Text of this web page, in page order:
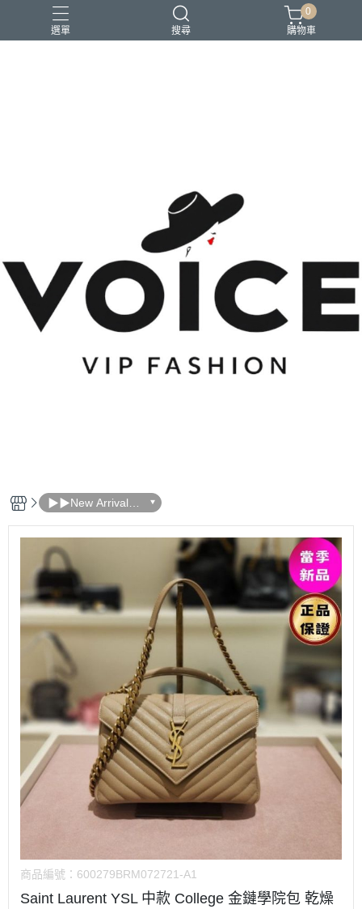
選單 搜尋
0
購物車
▶▶New Arrivals
本週新品
商品編號： 600279BRM072721-A1
Saint Laurent YSL 中款 College 金鏈學院包 乾燥